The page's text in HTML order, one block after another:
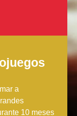
a
10 meses